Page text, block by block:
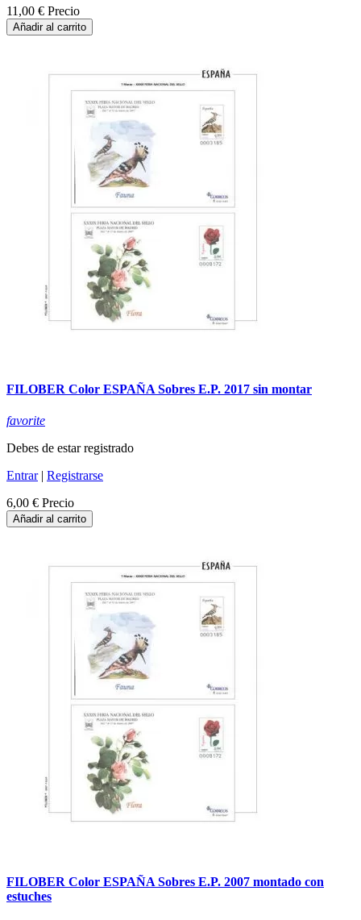
11,00 € Precio
Añadir al carrito
FILOBER Color ESPAÑA Sobres E.P. 2017 sin montar
favorite
Debes de estar registrado
Entrar| Registrarse
6,00 € Precio
Añadir al carrito
FILOBER Color ESPAÑA Sobres E.P. 2007 montado con
estuches